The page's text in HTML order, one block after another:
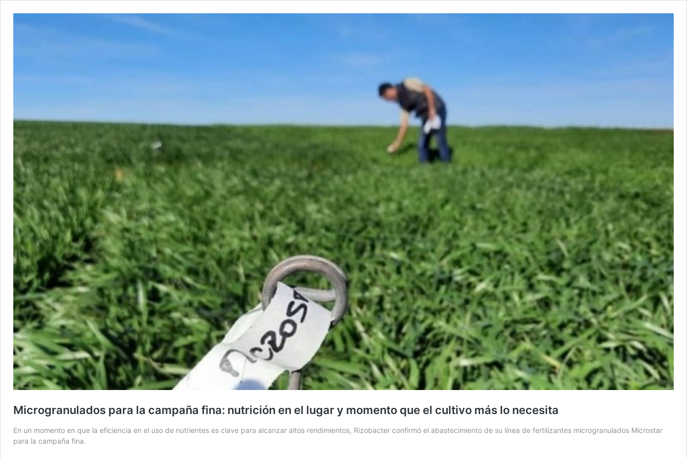
Microgranulados para la campaña fina: nutrición en el lugar y momento que el cultivo más lo necesita
En un momento en que la eficiencia en el uso de nutrientes es clave para alcanzar altos rendimientos, Rizobacter confirmó el abastecimiento de su línea de fertilizantes microgranulados Microstar
para la campaña fina.